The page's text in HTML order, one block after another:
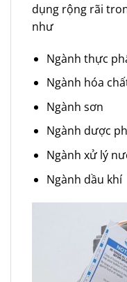
dụng rộng rãi
như
Ngành thực
Ngành hóa
Ngành sơn
Ngành dược
Ngành xử lý
Ngành dầu khí